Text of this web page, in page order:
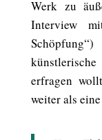
Werk zu
Interview
erfragen
weiter als